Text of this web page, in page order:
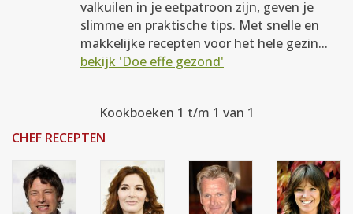
valkuilen in je eetpatroon zijn, geven je
slimme en praktische tips. Met snelle en
makkelijke recepten voor het hele gezin...
bekijk 'Doe effe gezond'
Kookboeken 1 t/m 1 van 1
CHEF RECEPTEN